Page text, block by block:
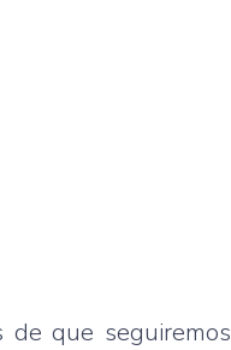
que seguiremos